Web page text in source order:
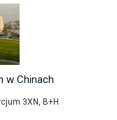
w Chinach
3XN, B+H